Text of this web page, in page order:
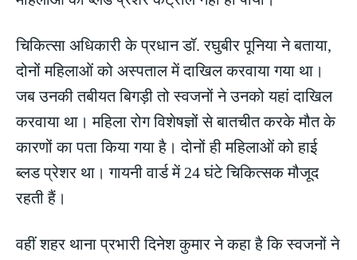
चिकित्सा अधिकारी के प्रधान डॉ. रघुबीर पूनिया ने बताया,
दोनों महिलाओं को अस्पताल में दाखिल करवाया गया था।
जब उनकी तबीयत बिगड़ी तो स्वजनों ने उनको यहां दाखिल
करवाया था। महिला रोग विशेषज्ञों से बातचीत करके मौत के
कारणों का पता किया गया है। दोनों ही महिलाओं को हाई
ब्लड प्रेशर था। गायनी वार्ड में 24 घंटे चिकित्सक मौजूद
रहती हैं।
वहीं शहर थाना प्रभारी दिनेश कुमार ने कहा है कि स्वजनों ने